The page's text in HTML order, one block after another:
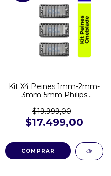
Kit X4 Peines 1mm-2mm-
3mm-5mm Philips
$19.999,00
$17.499,00